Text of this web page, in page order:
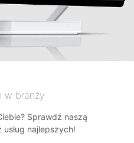
w branży
Sprawdź naszą
najlepszych!